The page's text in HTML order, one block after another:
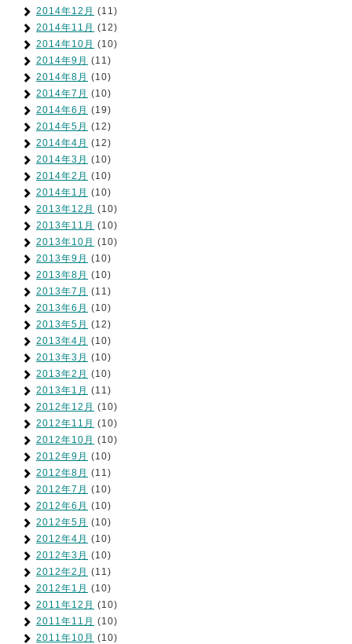
2014年12月 (11)
2014年11月 (12)
2014年10月 (10)
2014年9月 (11)
2014年8月 (10)
2014年7月 (10)
2014年6月 (19)
2014年5月 (12)
2014年4月 (12)
2014年3月 (10)
2014年2月 (10)
2014年1月 (10)
2013年12月 (10)
2013年11月 (10)
2013年10月 (10)
2013年9月 (10)
2013年8月 (10)
2013年7月 (11)
2013年6月 (10)
2013年5月 (12)
2013年4月 (10)
2013年3月 (10)
2013年2月 (10)
2013年1月 (11)
2012年12月 (10)
2012年11月 (10)
2012年10月 (10)
2012年9月 (10)
2012年8月 (11)
2012年7月 (10)
2012年6月 (10)
2012年5月 (10)
2012年4月 (10)
2012年3月 (10)
2012年2月 (11)
2012年1月 (10)
2011年12月 (10)
2011年11月 (10)
2011年10月 (10)